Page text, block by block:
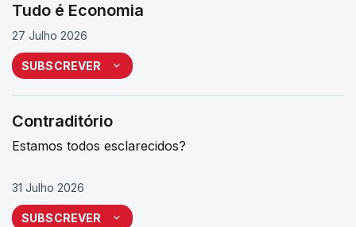
Tudo é Economia
27 Julho 2026
SUBSCREVER
Contraditório
Estamos todos esclarecidos?
31 Julho 2026
SUBSCREVER